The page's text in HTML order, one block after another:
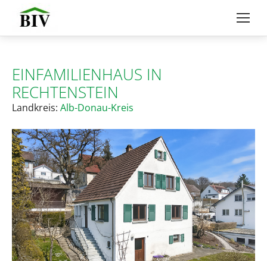
EINFAMILIENHAUS IN
RECHTENSTEIN
Landkreis: Alb-Donau-Kreis